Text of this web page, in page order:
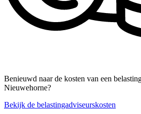
Benieuwd naar de kosten van een
Nieuwehorne?
Bekijk de belastingadviseurskosten